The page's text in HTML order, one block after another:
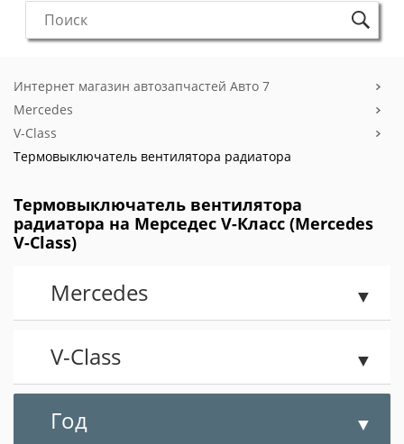
Интернет магазин автозапчастей Авто 7
Mercedes
V-Class
Термовыключатель вентилятора радиатора
Термовыключатель вентилятора
радиатора на Мерседес V-Класс (Mercedes
V-Class)
Mercedes
V-Class
Год